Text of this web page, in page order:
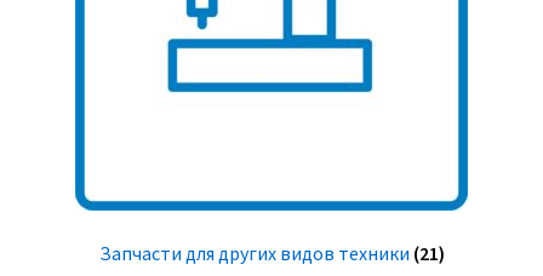
Запчасти для других видов техники (21)